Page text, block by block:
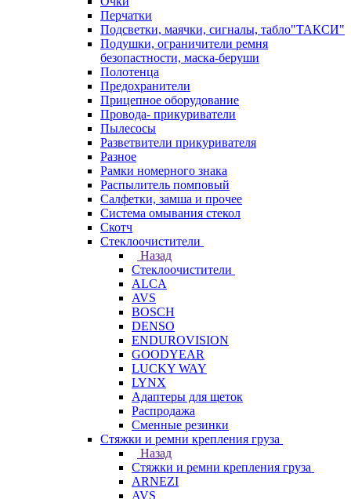
Перчатки
Подсветки, маячки, сигналы, табло"ТАКСИ"
Подушки, ограничители ремня
безопастности, маска-беруши
Полотенца
Предохранители
Прицепное оборудование
Провода- прикуриватели
Пылесосы
Разветвители прикуривателя
Разное
Рамки номерного знака
Распылитель помповый
Салфетки, замша и прочее
Система омывания стекол
Скотч
Стеклоочистители
Назад
Стеклоочистители
ALCA
AVS
BOSCH
DENSO
ENDUROVISION
GOODYEAR
LUCKY WAY
LYNX
Адаптеры для щеток
Распродажа
Сменные резинки
Стяжки и ремни крепления груза
Назад
Стяжки и ремни крепления груза
ARNEZI
AVS